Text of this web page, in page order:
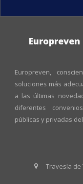
Europreven,
soluciones más
a las últimas
diferentes
públicas y privadas
Travesía de